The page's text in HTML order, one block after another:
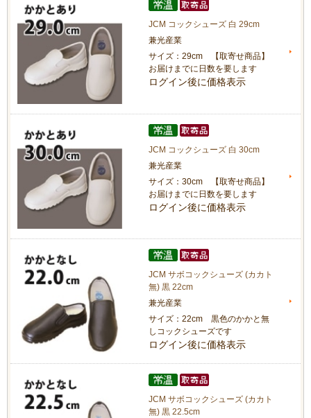
JCM コックシューズ 白 29cm
兼光産業
サイズ：29cm 【取寄せ商品】
お届けまでに日数を要します
ログイン後に価格表示
JCM コックシューズ 白 30cm
兼光産業
サイズ：30cm 【取寄せ商品】
お届けまでに日数を要します
ログイン後に価格表示
JCM サボコックシューズ (カカト
無) 黒 22cm
兼光産業
サイズ：22cm 黒色のかかと無
しコックシューズです
ログイン後に価格表示
JCM サボコックシューズ (カカト
無) 黒 22.5cm